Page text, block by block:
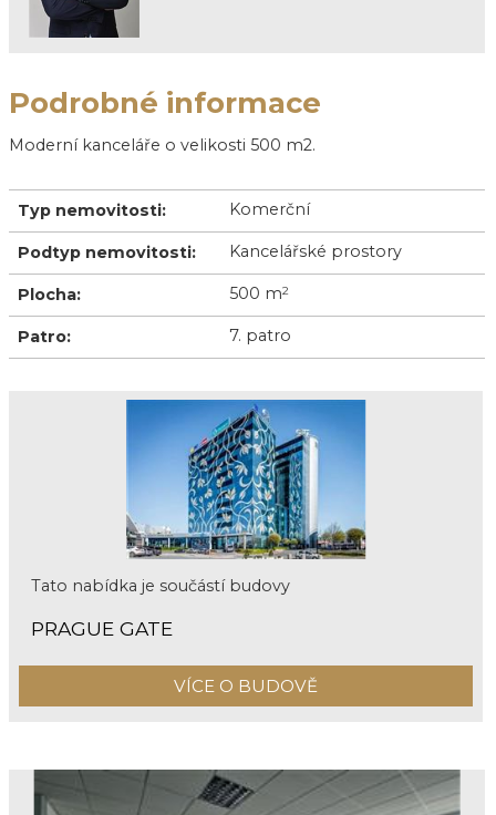
Podrobné informace
Moderní kanceláře o velikosti 500 m2.
Typ nemovitosti: Komerční
Podtyp nemovitosti: Kancelářské prostory
Plocha: 500 m2
Patro: 7. patro
Tato nabídka je součástí budovy
PRAGUE GATE
VÍCE O BUDOVĚ